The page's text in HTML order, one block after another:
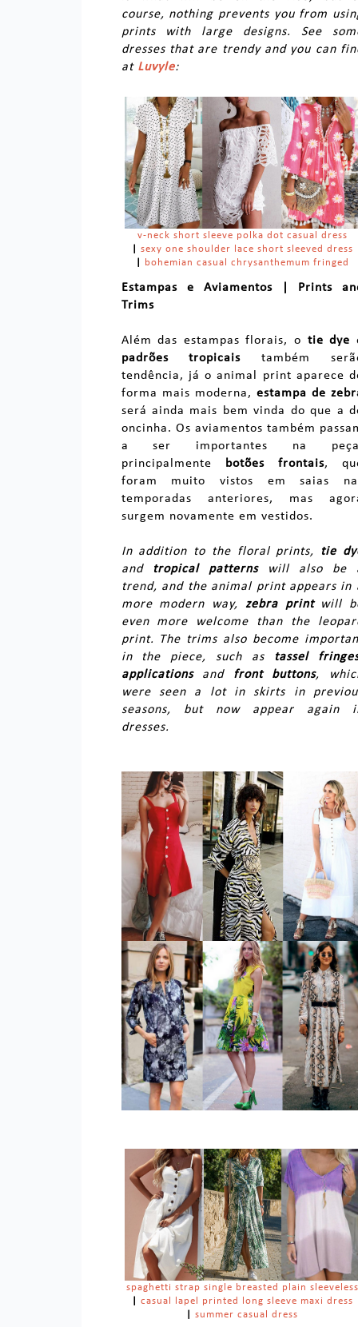
course, nothing prevents you from
prints with large designs. See
dresses that are trendy and you can
at Luvyle:
v-neck short sleeve polka dot casual dress
sexy one shoulder lace short sleeved dress
bohemian casual chrysanthemum fringed
Estampas e Aviamentos | Prints
Trims
Além das estampas florais, o tie dye
padrões tropicais também
tendência, já o animal print aparece
forma mais moderna, estampa de
será ainda mais bem vinda do que a
oncinha. Os aviamentos também
a ser importantes na
principalmente botões frontais,
foram muito vistos em saias
temporadas anteriores, mas
surgem novamente em vestidos.
In addition to the floral prints,
tie
and
tropical patternswill also be
trend, and the animal print appears in
more modern way, zebra printwill
even more welcome than the
print. The trims also become
in the piece, such as tassel
applicationsand front buttons,
were seen a lot in skirts in
seasons, but now appear again
dresses.
spaghetti strap single breasted plain sleeveless
casual lapel printed long sleeve maxi dress
|summer casual dress